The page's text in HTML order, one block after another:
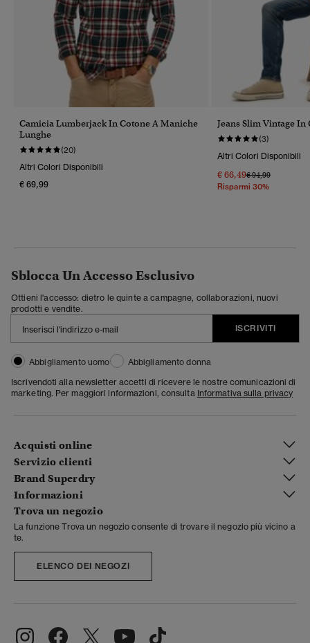
Camicia Lumberjack In Cotone A Maniche
Lunghe
(20)
Altri Colori Disponibili
€ 69,99
Jeans Slim Vintage
(3)
Altri Colori Disponibili
€ 66,49Prezzo Ridotto Da
€ 94,99A
Risparmi 30%
Sblocca Un Accesso Esclusivo
Ottieni l'accesso: dietro le quinte a campagne, collaborazioni, nuovi
prodotti e vendite.
ISCRIVITI
Abbigliamento uomo
Abbigliamento donna
Iscrivendoti alla newsletter accetti di ricevere le nostre comunicazioni di
marketing. Per maggiori informazioni, consulta Informativa sulla privacy
Acquisti online
Servizio clienti
Brand Superdry
Informazioni
Trova un negozio
La funzione Trova un negozio consente di trovare il negozio più vicino a
te.
ELENCO DEI NEGOZI